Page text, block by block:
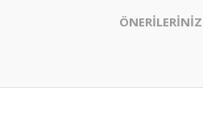
ÖNERİLERİNİZ